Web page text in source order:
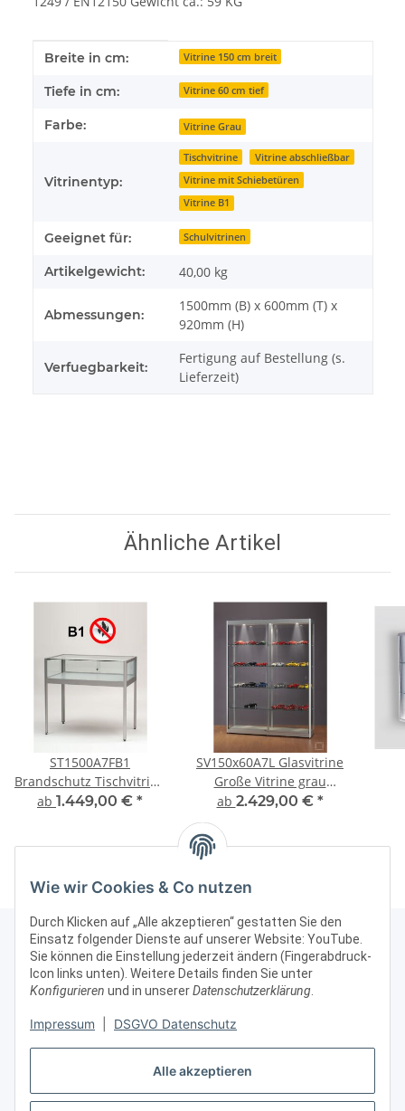
Alle akzeptieren
Wie wir Cookies & Co nutzen
Durch Klicken auf „Alle akzeptieren“ gestatten Sie den
Einsatz folgender Dienste auf unserer Website: YouTube.
Sie können die Einstellung jederzeit ändern (Fingerabdruck-
Icon links unten). Weitere Details finden Sie unter
Konfigurieren und in unsererDatenschutzerklärung.
Impressum DSGVO Datenschutz
Produkteigenschaft
Wert
Breite in cm: Vitrine 150 cm breit
Tiefe in cm: Vitrine 60 cm tief
Farbe: Vitrine Grau
Vitrinentyp:
Tischvitrine
Vitrine abschließbar
Vitrine mit Schiebetüren
Vitrine B1
Geeignet für: Schulvitrinen
Artikelgewicht: 40,00 kg
Abmessungen:
1500mm (B) x 600mm (T) x
920mm (H)
Verfuegbarkeit:
Fertigung auf Bestellung (s.
Lieferzeit)
Ähnliche Artikel
ST1500A7FB1
Brandschutz Tischvitrine
abschließbar Glas Alu
ab 1.449,00 € *
SV150x60A7L Glasvitrine
Große Vitrine grau
Ausstellungsvitrine
Präsentationsvitrine Alu
Silber mit Beleuchtung
ab 2.429,00 € *
Kontakt & Rechtliches
Weitere Informationen
Vertrag widerrufen